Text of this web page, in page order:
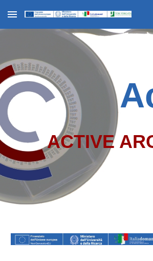
Skip to main content
ACTIVE